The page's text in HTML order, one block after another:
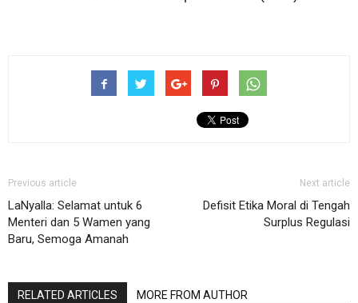
Previous article
LaNyalla: Selamat untuk 6
Menteri dan 5 Wamen yang
Baru, Semoga Amanah
Next article
Defisit Etika Moral di Tengah
Surplus Regulasi
RELATED ARTICLES MORE FROM AUTHOR